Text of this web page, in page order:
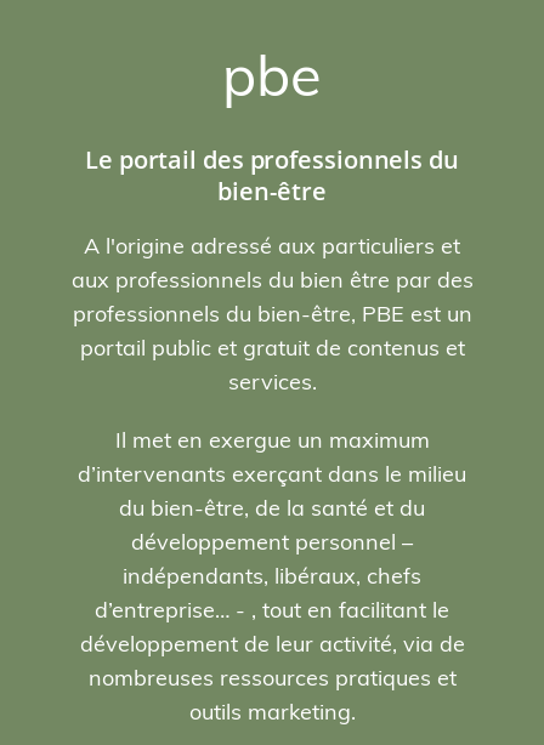
pbe
Le portail des professionnels du
bien-être
A l'origine adressé aux particuliers et
aux professionnels du bien être par des
professionnels du bien-être, PBE est un
portail public et gratuit de contenus et
services.
Il met en exergue un maximum
d’intervenants exerçant dans le milieu
du bien-être, de la santé et du
développement personnel –
indépendants, libéraux, chefs
d’entreprise… - , tout en facilitant le
développement de leur activité, via de
nombreuses ressources pratiques et
outils marketing.